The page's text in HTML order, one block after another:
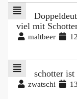
viel mit
maltbeer
schotter ist
zwatschi